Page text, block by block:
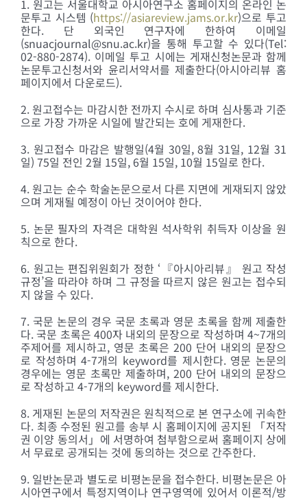
1. 원고는 서울대학교 아시아연구소 홈페이지의 온라인 논
문투고 시스템 (https://asiareview.jams.or.kr)으로 투고
한다. 단 외국인 연구자에 한하여 이메일
(snuacjournal@snu.ac.kr)을 통해 투고할 수 있다(Tel:
02-880-2874). 이메일 투고 시에는 게재신청논문과 함께
논문투고신청서와 윤리서약서를 제출한다(아시아리뷰 홈
페이지에서 다운로드).
2. 원고접수는 마감시한 전까지 수시로 하며 심사통과 기준
으로 가장 가까운 시일에 발간되는 호에 게재한다.
3. 원고접수 마감은 발행일(4월 30일, 8월 31일, 12월 31
일) 75일 전인 2월 15일, 6월 15일, 10월 15일로 한다.
4. 원고는 순수 학술논문으로서 다른 지면에 게재되지 않았
으며 게재될 예정이 아닌 것이어야 한다.
5. 논문 필자의 자격은 대학원 석사학위 취득자 이상을 원
칙으로 한다.
6. 원고는 편집위원회가 정한 ‘『아시아리뷰』 원고 작성
규정’을 따라야 하며 그 규정을 따르지 않은 원고는 접수되
지 않을 수 있다.
7. 국문 논문의 경우 국문 초록과 영문 초록을 함께 제출한
다. 국문 초록은 400자 내외의 문장으로 작성하며 4~7개의
주제어를 제시하고, 영문 초록은 200 단어 내외의 문장으
로 작성하며 4-7개의 keyword를 제시한다. 영문 논문의
경우에는 영문 초록만 제출하며, 200 단어 내외의 문장으
로 작성하고 4-7개의 keyword를 제시한다.
8. 게재된 논문의 저작권은 원칙적으로 본 연구소에 귀속한
다. 최종 수정된 원고를 송부 시 홈페이지에 공지된 「저작
권 이양 동의서」에 서명하여 첨부함으로써 홈페이지 상에
서 무료로 공개되는 것에 동의하는 것으로 간주한다.
9. 일반논문과 별도로 비평논문을 접수한다. 비평논문은 아
시아연구에서 특정지역이나 연구영역에 있어서 이론적/방